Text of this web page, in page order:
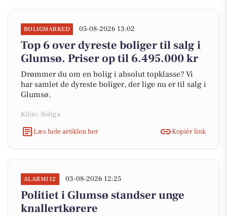
BOLIGMARKED 05-08-2026 13:02
Top 6 over dyreste boliger til salg i
Glumsø. Priser op til 6.495.000 kr
Drømmer du om en bolig i absolut topklasse? Vi
har samlet de dyreste boliger, der lige nu er til salg i
Glumsø.
Kilde: Boliga
Læs hele artiklen her
Kopiér link
ALARM112 03-08-2026 12:25
Politiet i Glumsø standser unge
knallertkørere